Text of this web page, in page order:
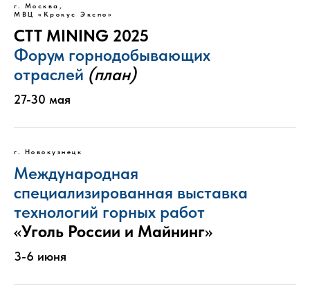
г. Москва,
МВЦ «Крокус Экспо»
CTT MINING 2025
Форум горнодобывающих
отраслей (план)
27-30 мая
г. Новокузнецк
Международная
специализированная выставка
технологий горных работ
«Уголь России и Майнинг»
3-6 июня